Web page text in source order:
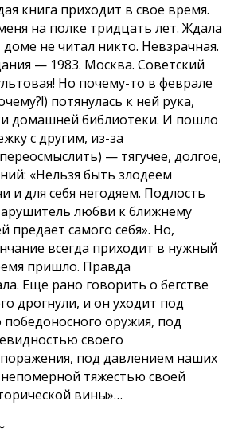
книга приходит в свое время.
на полке тридцать лет. Ждала
доме не читал никто. Невзрачная.
— 1983. Москва. Советский
Но почему-то в феврале
потянулась к ней рука,
домашней библиотеки. И пошло
с другим, из-за
— тягучее, долгое,
«Нельзя быть злодеем
и для себя негодяем. Подлость
любви к ближнему
предает самого себя». Но,
всегда приходит в нужный
пришло. Правда
Еще рано говорить о бегстве
дрогнули, и он уходит под
оружия, под
своего
под давлением наших
тяжестью своей
вины»…